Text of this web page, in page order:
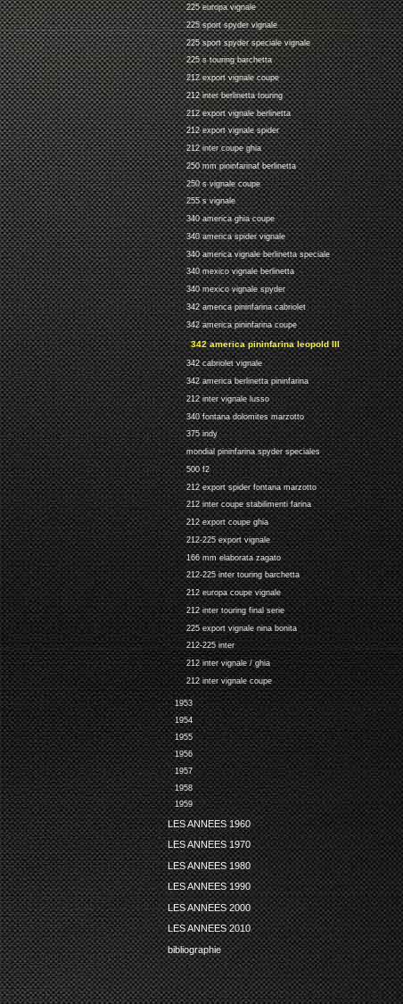
225 europa vignale
225 sport spyder vignale
225 sport spyder speciale vignale
225 s touring barchetta
212 export vignale coupe
212 inter berlinetta touring
212 export vignale berlinetta
212 export vignale spider
212 inter coupe ghia
250 mm pininfarinaf berlinetta
250 s vignale coupe
255 s vignale
340 america ghia coupe
340 america spider vignale
340 america vignale berlinetta speciale
340 mexico vignale berlinetta
340 mexico vignale spyder
342 america pininfarina cabriolet
342 america pininfarina coupe
342 america pininfarina leopold III
342 cabriolet vignale
342 america berlinetta pininfarina
212 inter vignale lusso
340 fontana dolomites marzotto
375 indy
mondial pininfarina spyder speciales
500 f2
212 export spider fontana marzotto
212 inter coupe stabilimenti farina
212 export coupe ghia
212-225 export vignale
166 mm elaborata zagato
212-225 inter touring barchetta
212 europa coupe vignale
212 inter touring final serie
225 export vignale nina bonita
212-225 inter
212 inter vignale / ghia
212 inter vignale coupe
1953
1954
1955
1956
1957
1958
1959
LES ANNEES 1960
LES ANNEES 1970
LES ANNEES 1980
LES ANNEES 1990
LES ANNEES 2000
LES ANNEES 2010
bibliographie